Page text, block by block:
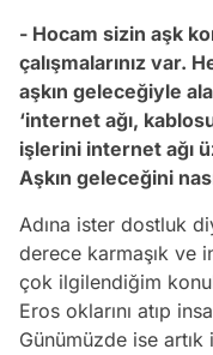
- Hocam sizin aşk
çalışmalarınız var.
aşkın geleceğiyle
‘internet ağı,
işlerini internet ağı
Aşkın geleceğini
Adına ister dostluk
derece karmaşık ve
çok ilgilendiğim
Eros oklarını atıp
Günümüzde ise artık